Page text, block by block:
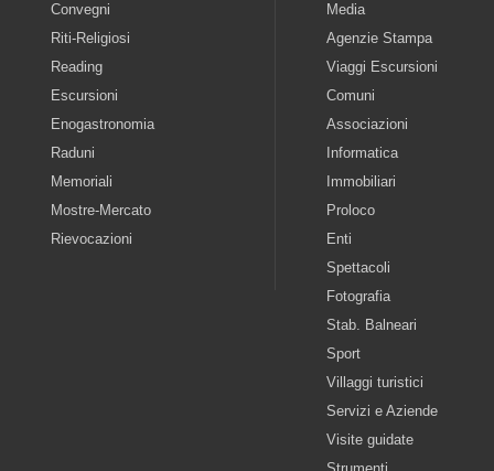
Convegni
Riti-Religiosi
Reading
Escursioni
Enogastronomia
Raduni
Memoriali
Mostre-Mercato
Rievocazioni
Media
Agenzie Stampa
Viaggi Escursioni
Comuni
Associazioni
Informatica
Immobiliari
Proloco
Enti
Spettacoli
Fotografia
Stab. Balneari
Sport
Villaggi turistici
Servizi e Aziende
Visite guidate